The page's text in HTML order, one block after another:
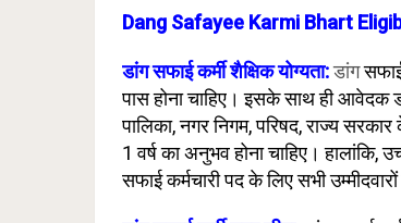
Dang Safayee Karmi Bhart
डांग सफाई कर्मी शैक्षिक योग्यता:डांग
पास होना चाहिए। इसके साथ ही आवेदक
पालिका, नगर निगम, परिषद, राज्य
1 वर्ष का अनुभव होना चाहिए। हालांकि,
सफाई कर्मचारी पद के लिए सभी